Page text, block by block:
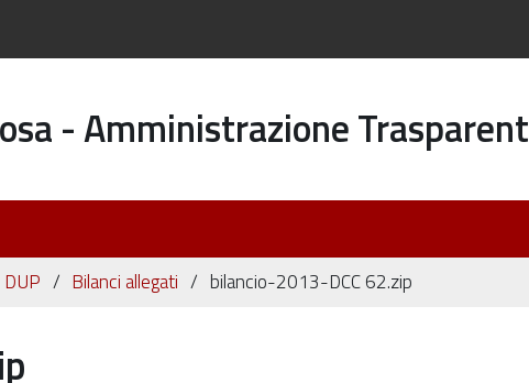
- Amministrazione
Bilanci allegati bilancio-2013-DCC 62.zip